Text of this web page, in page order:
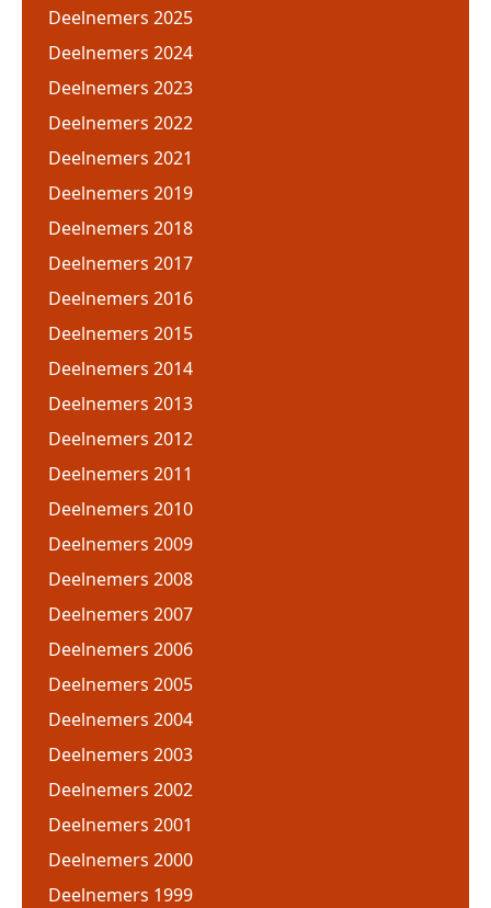
Deelnemers 2025
Deelnemers 2024
Deelnemers 2023
Deelnemers 2022
Deelnemers 2021
Deelnemers 2019
Deelnemers 2018
Deelnemers 2017
Deelnemers 2016
Deelnemers 2015
Deelnemers 2014
Deelnemers 2013
Deelnemers 2012
Deelnemers 2011
Deelnemers 2010
Deelnemers 2009
Deelnemers 2008
Deelnemers 2007
Deelnemers 2006
Deelnemers 2005
Deelnemers 2004
Deelnemers 2003
Deelnemers 2002
Deelnemers 2001
Deelnemers 2000
Deelnemers 1999